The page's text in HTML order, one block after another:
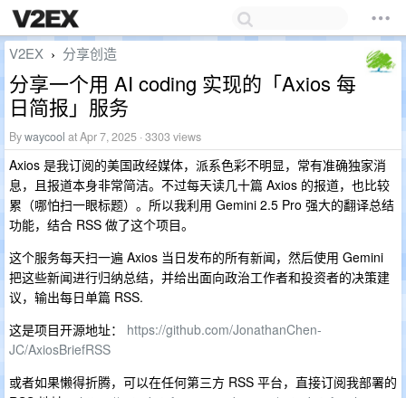
V2EX › 分享创造
分享一个用 AI coding 实现的「Axios 每
日简报」服务
Bywaycool at Apr 7, 2025 · 3303 views
Axios 是我订阅的美国政经媒体，派系色彩不明显，常有准确独家消
息，且报道本身非常简洁。不过每天读几十篇 Axios 的报道，也比较
累（哪怕扫一眼标题）。所以我利用 Gemini 2.5 Pro 强大的翻译总结
功能，结合 RSS 做了这个项目。
这个服务每天扫一遍 Axios 当日发布的所有新闻，然后使用 Gemini
把这些新闻进行归纳总结，并给出面向政治工作者和投资者的决策建
议，输出每日单篇 RSS.
这是项目开源地址： https://github.com/JonathanChen-
JC/AxiosBriefRSS
或者如果懒得折腾，可以在任何第三方 RSS 平台，直接订阅我部署的